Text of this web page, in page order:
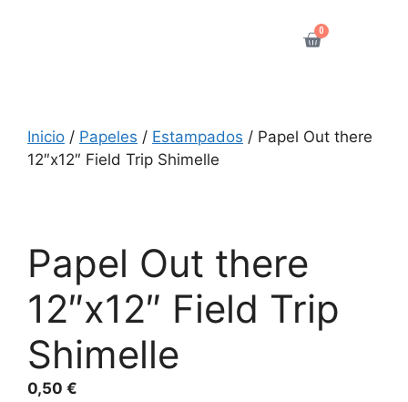
0
Inicio / Papeles / Estampados / Papel Out there
12″x12″ Field Trip Shimelle
Papel Out there
12″x12″ Field Trip
Shimelle
0,50 €